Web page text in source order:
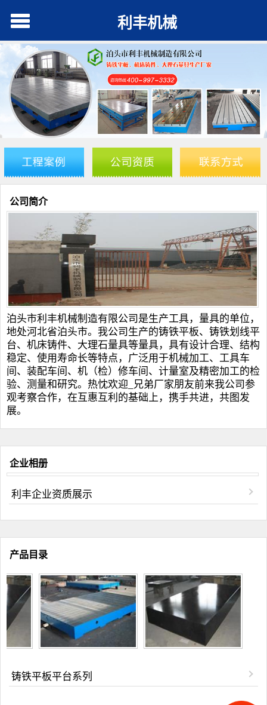
利丰机械
公司简介
泊头市利丰机械制造有限公司是生产工具，量具的单位，
地处河北省泊头市。我公司生产的铸铁平板、 铸铁划线平
台、 机床铸件、 大理石量具等量具，具有设计合理、结构
稳定、使用寿命长等特点，广泛用于机械加工、工具车
间、装配车间、机（检）修车间、计量室及精密加工的检
验、测量和研究。热忱欢迎_兄弟厂家朋友前来我公司参
观考察合作，在互惠互利的基础上，携手共进，共图发
展。
企业相册
利丰企业资质展示
产品目录
铸铁平板平台系列